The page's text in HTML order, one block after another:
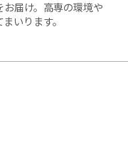
届け。高専の環境や
いります。